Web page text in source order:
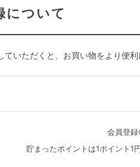
について
ていただくと、お買い物をより便
会員登録
貯まったポイントは1ポイント1